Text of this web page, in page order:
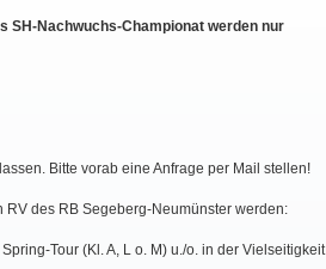
SH-Nachwuchs-Championat werden nur
Bitte vorab eine Anfrage per Mail stellen!
des RB Segeberg-Neumünster werden:
Tour (Kl. A, L o. M) u./o. in der Vielseitigkeit